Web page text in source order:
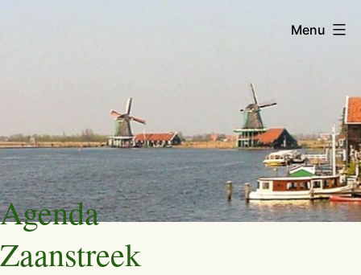
Ga
naar
de
inhoud
Agenda
Zaanstreek
Menu